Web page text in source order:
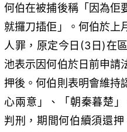
何伯在被捕後稱「因為佢
就攞刀插佢」。何伯於上
人罪，原定今日(3日)在
池表示因何伯於日前申請
押後。何伯則表明會維持
心兩意」、「朝秦暮楚
判刑，期間何伯續須還